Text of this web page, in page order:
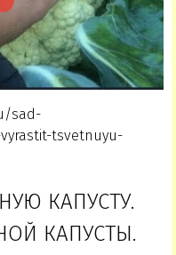
sad-
tsvetnuyu-
КАПУСТУ.
КАПУСТЫ.